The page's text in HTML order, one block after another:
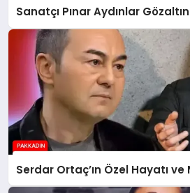
Sanatçı Pınar Aydınlar
Serdar Ortaç’ın Özel Hayatı